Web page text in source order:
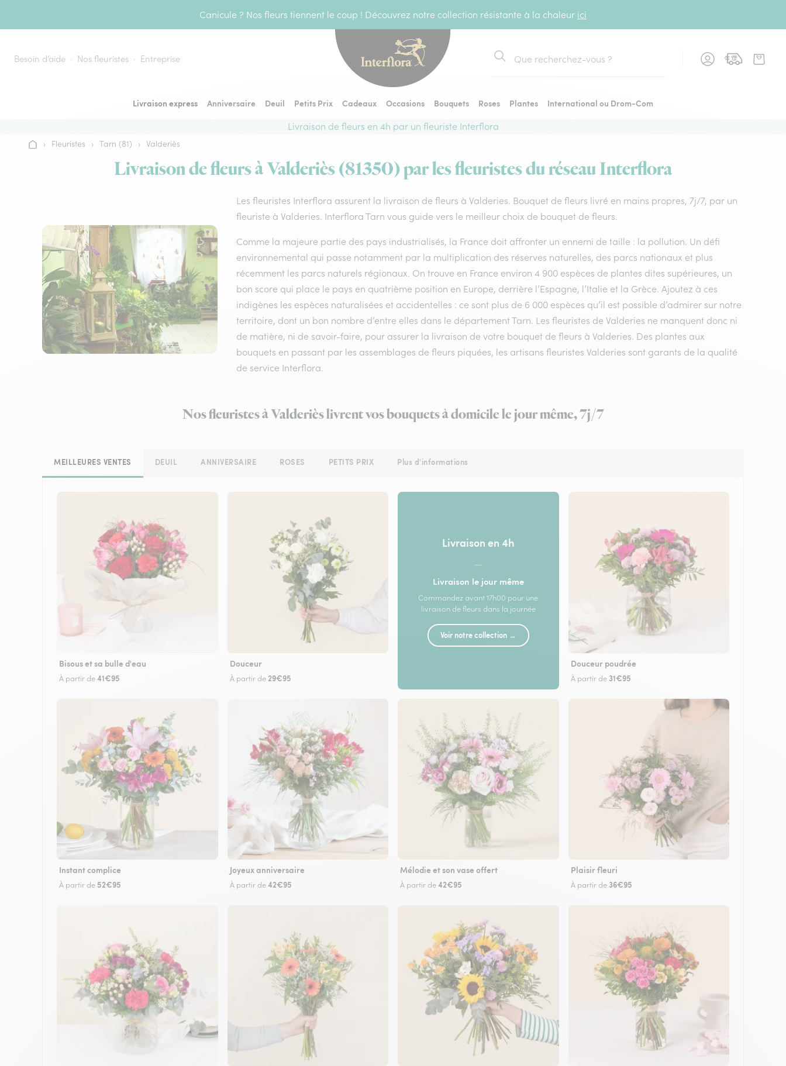
Canicule ? Nos fleurs tiennent le coup ! Découvrez notre collection résistante à la chaleur ici
Besoin d’aide Nos fleuristes Entreprise
Rechercher
Livraison express Anniversaire Deuil Petits Prix Cadeaux Occasions Bouquets Roses Plantes
International ou Drom-Com
Livraison de fleurs en 4h par un fleuriste Interflora
Accueil
› Fleuristes › Tarn (81) › Valderiès
Livraison de fleurs à Valderiès (81350) par les fleuristes du réseau Interflora
Les fleuristes Interflora assurent la livraison de fleurs à Valderies. Bouquet de fleurs livré en mains propres, 7j/7, par un
fleuriste à Valderies. Interflora Tarn vous guide vers le meilleur choix de bouquet de fleurs.
Comme la majeure partie des pays industrialisés, la France doit affronter un ennemi de taille : la pollution. Un défi
environnemental qui passe notamment par la multiplication des réserves naturelles, des parcs nationaux et plus
récemment les parcs naturels régionaux. On trouve en France environ 4 900 espèces de plantes dites supérieures, un
bon score qui place le pays en quatrième position en Europe, derrière l’Espagne, l’Italie et la Grèce. Ajoutez à ces
indigènes les espèces naturalisées et accidentelles : ce sont plus de 6 000 espèces qu’il est possible d’admirer sur notre
territoire, dont un bon nombre d’entre elles dans le département Tarn. Les fleuristes de Valderies ne manquent donc ni
de matière, ni de savoir-faire, pour assurer la livraison de votre bouquet de fleurs à Valderies. Des plantes aux
bouquets en passant par les assemblages de fleurs piquées, les artisans fleuristes Valderies sont garants de la qualité
de service Interflora.
Nos fleuristes à Valderiès livrent vos bouquets à domicile le jour même, 7j/7
MEILLEURES VENTES DEUIL ANNIVERSAIRE ROSES PETITS PRIX Plus d'informations
Bisous et sa bulle d'eau
À partir de41€95
Douceur
À partir de 29€95
Livraison en 4h
—
Livraison le jour même
Commandez avant 17h00 pour une
livraison de fleurs dans la journée
Voir notre collection →
Douceur poudrée
À partir de 31€95
Instant complice
À partir de 52€95
Joyeux anniversaire
À partir de42€95
Mélodie et son vase offert
À partir de42€95
Plaisir fleuri
À partir de 36€95